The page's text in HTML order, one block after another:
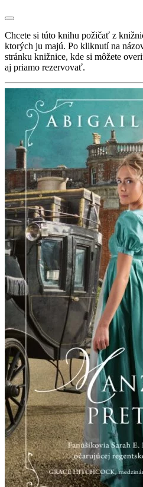
Chcete si túto knihu požičať z
ktorých ju majú. Po kliknutí na
stránku knižnice, kde si môžete
aj priamo rezervovať.